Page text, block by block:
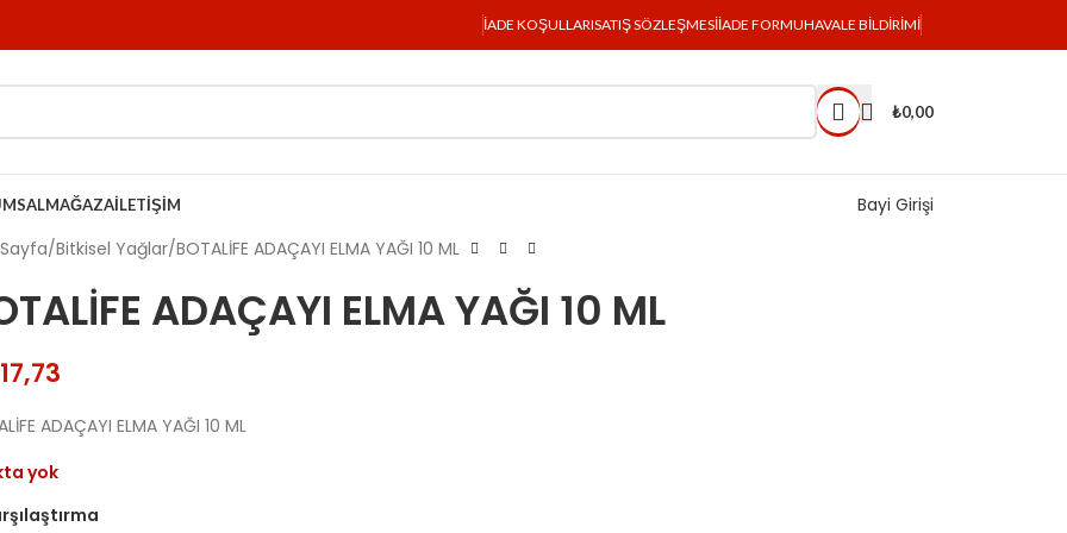
İADE KOŞULLARISATIŞ SÖZLEŞMESIİADE FORMUHAVALE BILDIRIMI
₺0,00
MAĞAZAİLETIŞIM Bayi Girişi
Bitkisel Yağlar BOTALİFE ADAÇAYI ELMA YAĞI 10 ML
ADAÇAYI ELMA YAĞI 10 ML
ADAÇAYI ELMA YAĞI 10 ML
yok